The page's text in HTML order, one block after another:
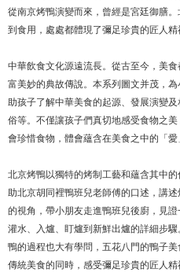
從南京烤鴨演變而來，曾經是宮廷御膳
到食用，處處都體現了彌足珍貴的匠人精
中華飲食文化源遠流長。從古至今，美
富美妙的典故傳說。本系列圖文并茂，
助孩子了解中華美食的起源、發展演變
俗等。不僅讓孩子們真切地感受食物之
會珍惜食物，體會蘊含在美食之中的「愛
北京烤鴨以獨特的烤制工藝和蘊含其中
助北京胡同裡鴨班兒老師傅的口述，講
的視角，帶小朋友走進鴨班兒後廚，見證
灌水、入爐、盯爐到新鮮出爐的詳細步
鴨的過程也大有學問，五花八門的鴨子
傳統美食的同時，感受彌足珍貴的匠人精